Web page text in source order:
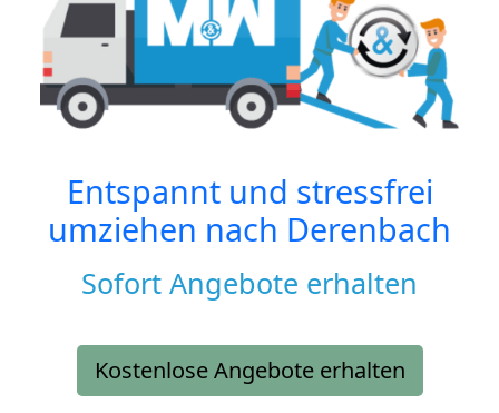
Entspannt und stressfrei
umziehen nach Derenbach
Sofort Angebote erhalten
Kostenlose Angebote erhalten